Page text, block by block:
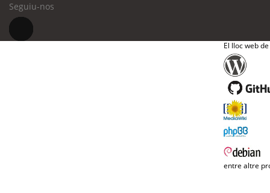
Seguiu-nos
El lloc web
entre altre